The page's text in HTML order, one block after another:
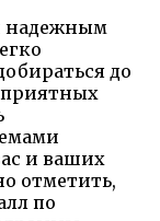
надежным
до
и ваших
отметить,
по